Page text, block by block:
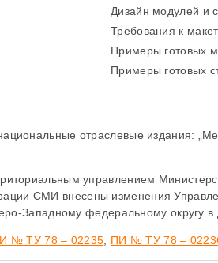
Дизайн модулей и
Требования к
Примеры готовых
Примеры готовых
№ ТУ 78 – 02235; ПИ № ТУ 78 –
управлением
СМИ внесены изменения
Западному федеральному округу в
отраслевые издания: